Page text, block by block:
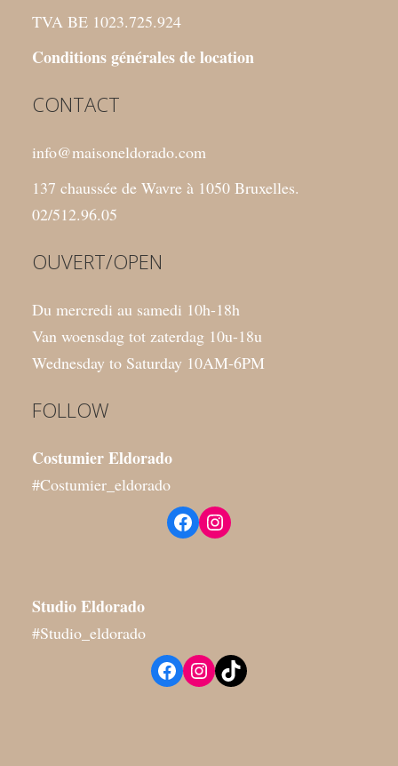
TVA BE 1023.725.924
Conditions générales de location
CONTACT
info@maisoneldorado.com
137 chaussée de Wavre à 1050 Bruxelles.
02/512.96.05
OUVERT/OPEN
Du mercredi au samedi 10h-18h
Van woensdag tot zaterdag 10u-18u
Wednesday to Saturday 10AM-6PM
FOLLOW
Costumier Eldorado
#Costumier_eldorado
Facebook Instagram
StudioEldorado
#Studio_eldorado
Facebook Instagram TikTok